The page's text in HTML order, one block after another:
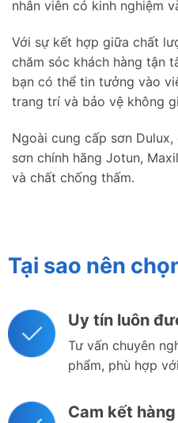
nhân viên có kinh nghiệm
Với sự kết hợp giữa chất
chăm sóc khách hàng tận
bạn có thể tin tưởng vào
trang trí và bảo vệ không
Ngoài cung cấp sơn
sơn chính hãng Jotun,
và chất chống thấm.
Tại sao nên
Uy tín luôn
Tư vấn chuyên
phẩm, phù hợp
Cam kết